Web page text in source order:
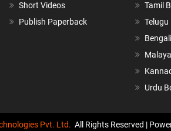
Short Videos
Publish Paperback
Tamil
Telugu
Urdu
Pvt. Ltd. All Rights Reserved |